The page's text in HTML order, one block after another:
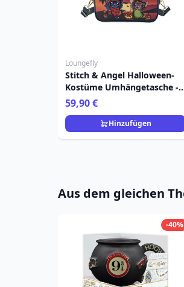
Loungefly
Stitch & Angel Halloween-
Kostüme Umhängetasche -
Disney Loungefly
59,90 €
Hinzufügen
Aus dem gleichen
-40%